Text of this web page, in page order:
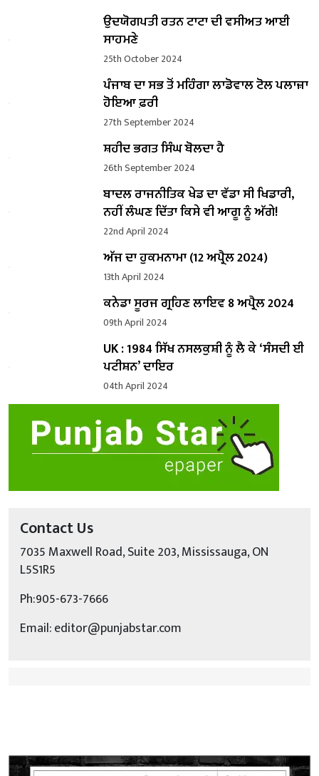
ਉਦਯੋਗਪਤੀ ਰਤਨ ਟਾਟਾ ਦੀ ਵਸੀਅਤ ਆਈ
ਸਾਹਮਣੇ
25th October 2024
ਪੰਜਾਬ ਦਾ ਸਭ ਤੋਂ ਮਹਿੰਗਾ ਲਾਡੋਵਾਲ ਟੋਲ ਪਲਾਜ਼ਾ
ਹੋਇਆ ਫ਼ਰੀ
27th September 2024
ਸ਼ਹੀਦ ਭਗਤ ਸਿੰਘ ਬੋਲਦਾ ਹੈ
26th September 2024
ਬਾਦਲ ਰਾਜਨੀਤਿਕ ਖੇਡ ਦਾ ਵੱਡਾ ਸੀ ਖਿਡਾਰੀ,
ਨਹੀਂ ਲੰਘਣ ਦਿੱਤਾ ਕਿਸੇ ਵੀ ਆਗੂ ਨੂੰ ਅੱਗੇ!
22nd April 2024
ਅੱਜ ਦਾ ਹੁਕਮਨਾਮਾ (12 ਅਪ੍ਰੈਲ 2024)
13th April 2024
ਕਨੇਡਾ ਸੂਰਜ ਗ੍ਰਹਿਣ ਲਾਇਵ 8 ਅਪ੍ਰੈਲ 2024
09th April 2024
UK : 1984 ਸਿੱਖ ਨਸਲਕੁਸ਼ੀ ਨੂੰ ਲੈ ਕੇ ‘ਸੰਸਦੀ ਈ
ਪਟੀਸ਼ਨ’ ਦਾਇਰ
04th April 2024
Contact Us
7035 Maxwell Road, Suite 203, Mississauga, ON
L5S1R5
Ph:905-673-7666
Email: editor@punjabstar.com